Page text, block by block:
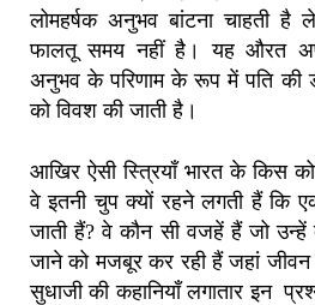
लोमहर्षक अनुभव बांटना चाहती
फालतू समय नहीं है। यह औरत
अनुभव के परिणाम के रूप में पति की
को विवश की जाती है।
आखिर ऐसी स्त्रियाँ भारत के किस
वे इतनी चुप क्यों रहने लगती हैं कि
जाती हैं? वे कौन सी वजहें हैं जो उन्हें
जाने को मजबूर कर रही हैं जहां जीवन
सुधाजी की कहानियाँ लगातार इन